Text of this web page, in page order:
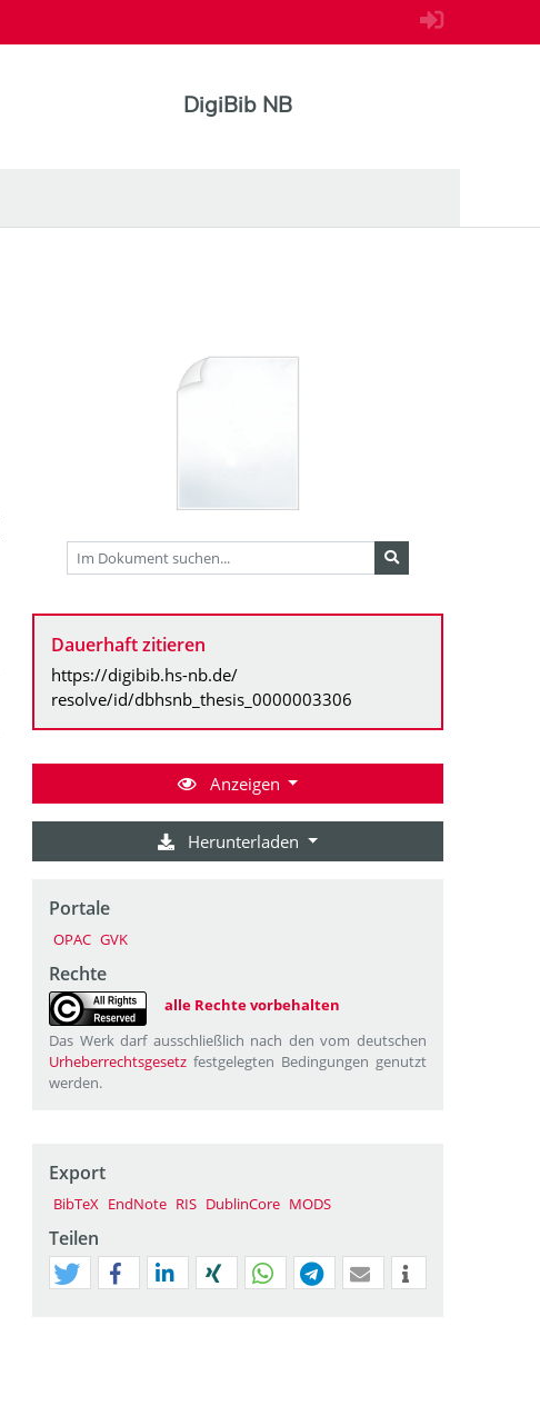
DigiBib NB
Dauerhaft zitieren
https://digibib.hs-nb.de/
resolve/id/dbhsnb_thesis_0000003306
Anzeigen
Herunterladen
Portale
OPAC GVK
Rechte
alle Rechte vorbehalten
Das Werk darf ausschließlich nach den vom deutschen
Urheberrechtsgesetz festgelegten Bedingungen genutzt
werden.
Export
BibTeX EndNote RIS DublinCore MODS
Teilen